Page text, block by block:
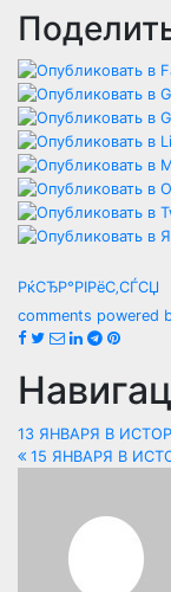
РќСЂР°РІРёС‚СЃСЏ
comments powered
13 ЯНВАРЯ В
15 ЯНВАРЯ В